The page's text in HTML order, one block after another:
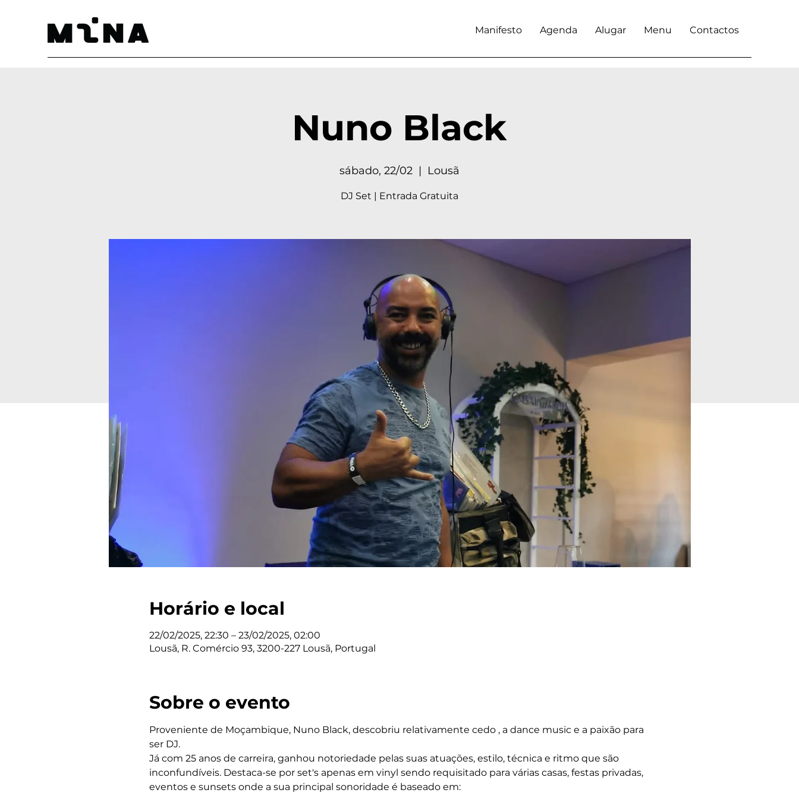
Manifesto Agenda Alugar Menu Contactos
Nuno Black
sábado, 22/02
  |
Lousã
DJ Set | Entrada Gratuita
Horário e local
22/02/2025, 22:30 – 23/02/2025, 02:00
Lousã, R. Comércio 93, 3200-227 Lousã, Portugal
Sobre o evento
Proveniente de Moçambique, Nuno Black, descobriu relativamente cedo , a dance music e a paixão para
ser DJ.
Já com 25 anos de carreira, ganhou notoriedade pelas suas atuações, estilo, técnica e ritmo que são
inconfundíveis. Destaca-se por set's apenas em vinyl sendo requisitado para várias casas, festas privadas,
eventos e sunsets onde a sua principal sonoridade é baseado em: